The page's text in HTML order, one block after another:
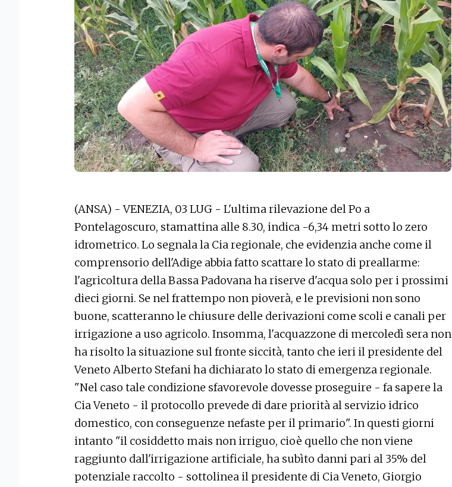
(ANSA) - VENEZIA, 03 LUG - L'ultima rilevazione del Po a
Pontelagoscuro, stamattina alle 8.30, indica -6,34 metri sotto lo zero
idrometrico. Lo segnala la Cia regionale, che evidenzia anche come il
comprensorio dell'Adige abbia fatto scattare lo stato di preallarme:
l'agricoltura della Bassa Padovana ha riserve d'acqua solo per i prossimi
dieci giorni. Se nel frattempo non pioverà, e le previsioni non sono
buone, scatteranno le chiusure delle derivazioni come scoli e canali per
irrigazione a uso agricolo. Insomma, l'acquazzone di mercoledì sera non
ha risolto la situazione sul fronte siccità, tanto che ieri il presidente del
Veneto Alberto Stefani ha dichiarato lo stato di emergenza regionale.
"Nel caso tale condizione sfavorevole dovesse proseguire - fa sapere la
Cia Veneto - il protocollo prevede di dare priorità al servizio idrico
domestico, con conseguenze nefaste per il primario". In questi giorni
intanto "il cosiddetto mais non irriguo, cioè quello che non viene
raggiunto dall'irrigazione artificiale, ha subìto danni pari al 35% del
potenziale raccolto - sottolinea il presidente di Cia Veneto, Giorgio